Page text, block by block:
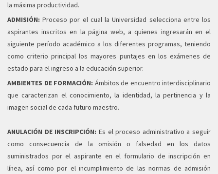
la máxima productividad.
ADMISIÓN:Proceso por el cual la Universidad selecciona entre los
aspirantes inscritos en la página web, a quienes ingresarán en el
siguiente período académico a los diferentes programas, teniendo
como criterio principal los mayores puntajes en los exámenes de
estado para el ingreso a la educación superior.
AMBIENTES DE FORMACIÓN: Ámbitos de encuentro interdisciplinario
que caracterizan el conocimiento, la identidad, la pertinencia y la
imagen social de cada futuro maestro.
ANULACIÓN DE INSCRIPCIÓN: Es el proceso administrativo a seguir
como consecuencia de la omisión o falsedad en los datos
suministrados por el aspirante en el formulario de inscripción en
línea, así como por el incumplimiento de las normas de admisión